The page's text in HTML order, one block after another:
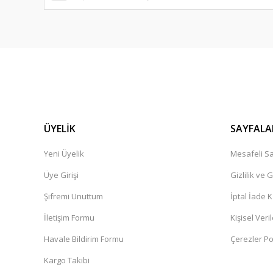
Dilan Kaplan | 24/05/2025
ÜYELİK
Yeni Üyelik
Üye Girişi
Şifremi Unuttum
İletişim Formu
Havale Bildirim Formu
Kargo Takibi
Mesafeli
Gizlilik ve
İptal İade
Kişisel
Çerezler